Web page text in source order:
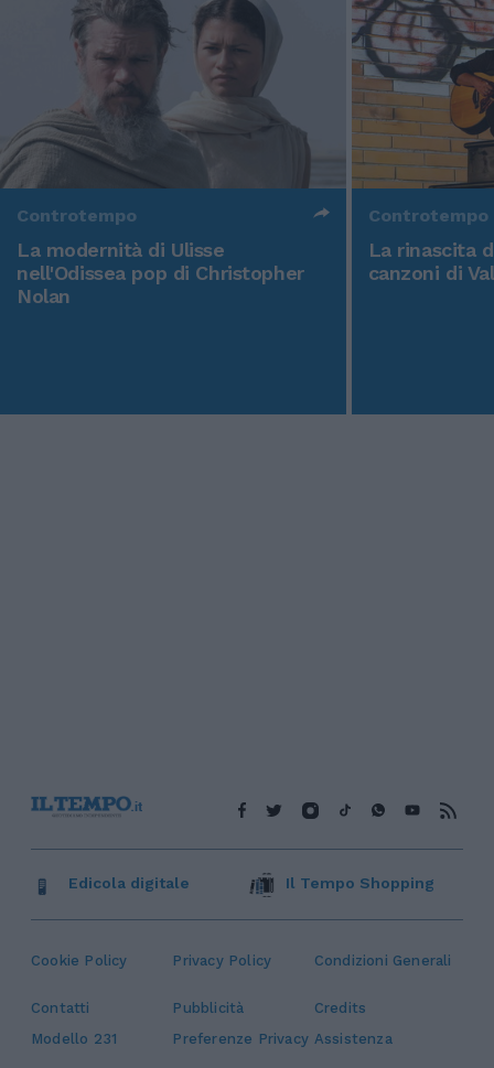
Controtempo
La modernità di Ulisse
nell'Odissea pop di Christopher
Nolan
Controtempo
La rinascita
canzoni di
Cookie Policy Privacy Policy Condizioni Generali
Contatti Pubblicità
Credits
Modello 231
Preferenze Privacy Assistenza
Edicola digitale Il Tempo Shopping